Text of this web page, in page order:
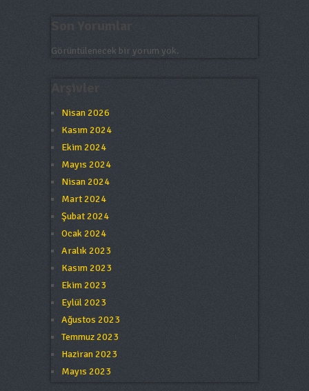
Görüntülenecek bir yorum yok.
Nisan 2026
Kasım 2024
Ekim 2024
Mayıs 2024
Nisan 2024
Mart 2024
Şubat 2024
Ocak 2024
Aralık 2023
Kasım 2023
Ekim 2023
Eylül 2023
Ağustos 2023
Temmuz 2023
Haziran 2023
Mayıs 2023